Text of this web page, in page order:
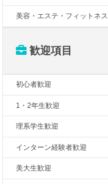
美容・エステ・フィットネス
歓迎項目
初心者歓迎
1・2年生歓迎
理系学生歓迎
インターン経験者歓迎
美大生歓迎